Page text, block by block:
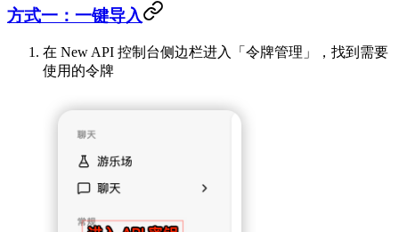
方式一：一键导入
在 New API 控制台侧边栏进入「令牌管理」，找到需要
使用的令牌